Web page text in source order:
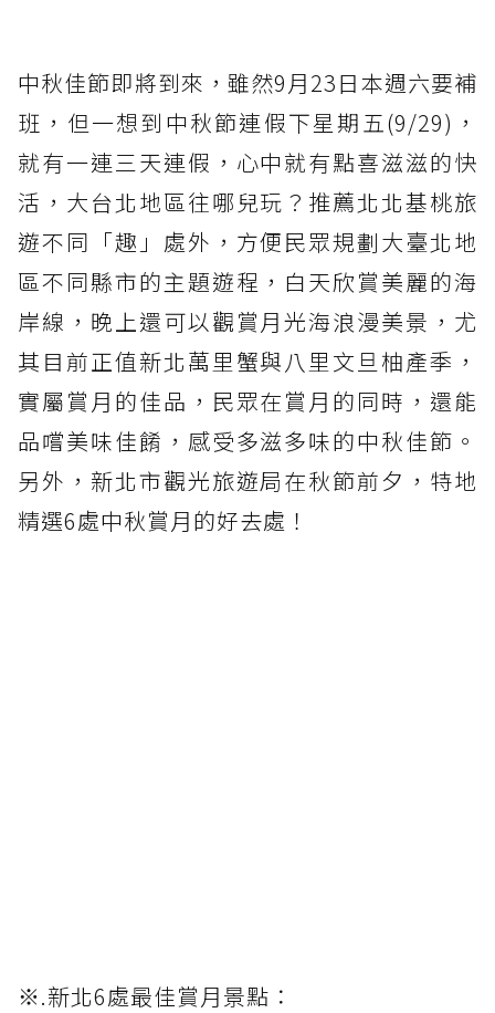
中秋佳節即將到來，雖然9月23日本週六要補
班，但一想到中秋節連假下星期五(9/29)，
就有一連三天連假，心中就有點喜滋滋的快
活，大台北地區往哪兒玩？推薦北北基桃旅
遊不同「趣」處外，方便民眾規劃大臺北地
區不同縣市的主題遊程，白天欣賞美麗的海
岸線，晚上還可以觀賞月光海浪漫美景，尤
其目前正值新北萬里蟹與八里文旦柚產季，
實屬賞月的佳品，民眾在賞月的同時，還能
品嚐美味佳餚，感受多滋多味的中秋佳節。
另外，新北市觀光旅遊局在秋節前夕，特地
精選6處中秋賞月的好去處！
※.新北6處最佳賞月景點：